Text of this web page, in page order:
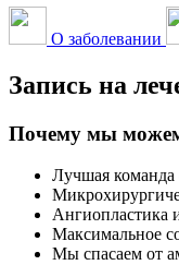
О заболевании
Запись на
Почему мы
Лучшая команда
Ангиопластика
Максимальное
Мы спасаем от